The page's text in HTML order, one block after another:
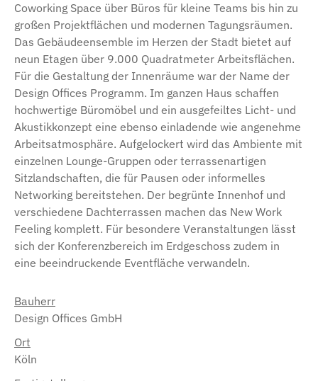
Coworking Space über Büros für kleine Teams bis hin zu
großen Projektflächen und modernen Tagungsräumen.
Das Gebäudeensemble im Herzen der Stadt bietet auf
neun Etagen über 9.000 Quadratmeter Arbeitsflächen.
Für die Gestaltung der Innenräume war der Name der
Design Offices Programm. Im ganzen Haus schaffen
hochwertige Büromöbel und ein ausgefeiltes Licht- und
Akustikkonzept eine ebenso einladende wie angenehme
Arbeitsatmosphäre. Aufgelockert wird das Ambiente mit
einzelnen Lounge-Gruppen oder terrassenartigen
Sitzlandschaften, die für Pausen oder informelles
Networking bereitstehen. Der begrünte Innenhof und
verschiedene Dachterrassen machen das New Work
Feeling komplett. Für besondere Veranstaltungen lässt
sich der Konferenzbereich im Erdgeschoss zudem in
eine beeindruckende Eventfläche verwandeln.
Bauherr
Design Offices GmbH
Ort
Köln